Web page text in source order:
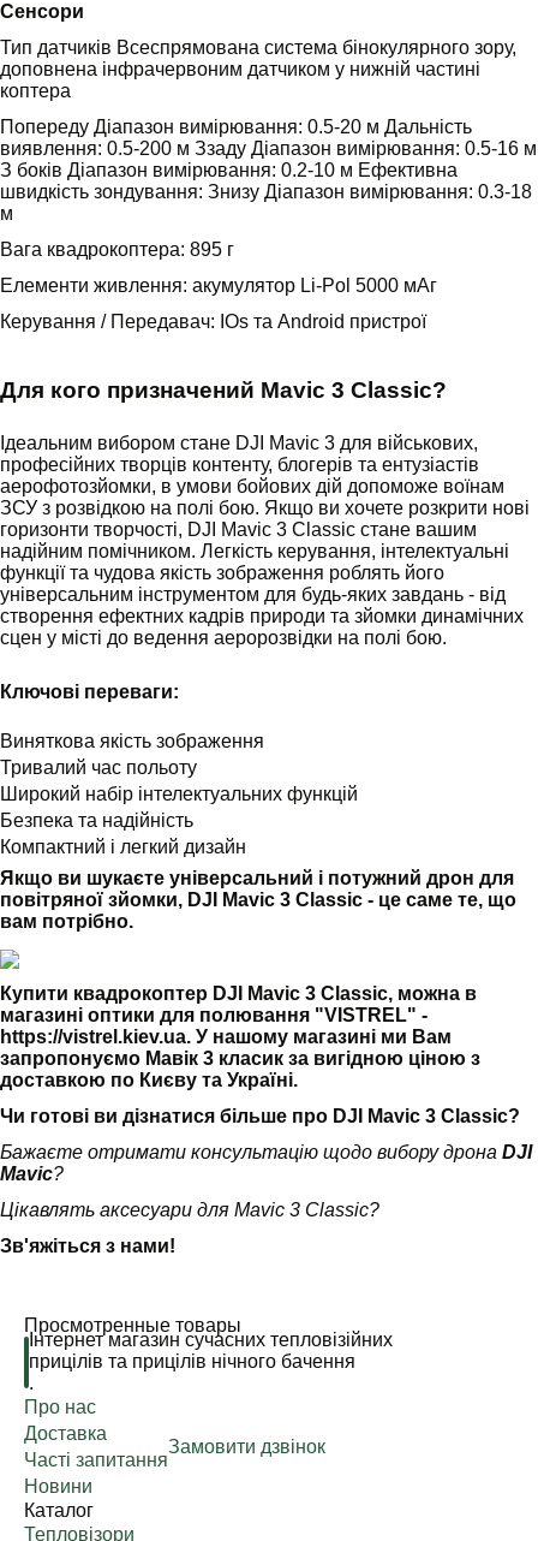
Сенсори
Тип датчиків Всеспрямована система бінокулярного зору,
доповнена інфрачервоним датчиком у нижній частині
коптера
Попереду Діапазон вимірювання: 0.5-20 м Дальність
виявлення: 0.5-200 м Ззаду Діапазон вимірювання: 0.5-16 м
З боків Діапазон вимірювання: 0.2-10 м Ефективна
швидкість зондування: Знизу Діапазон вимірювання: 0.3-18
м
Вага квадрокоптера: 895 г
Елементи живлення: акумулятор Li-Pol 5000 мАг
Керування / Передавач: IOs та Android пристрої
Для кого призначений Mavic 3 Classic?
Ідеальним вибором стане DJI Mavic 3 для військових,
професійних творців контенту, блогерів та ентузіастів
аерофотозйомки, в умови бойових дій допоможе воїнам
ЗСУ з розвідкою на полі бою. Якщо ви хочете розкрити нові
горизонти творчості, DJI Mavic 3 Classic стане вашим
надійним помічником. Легкість керування, інтелектуальні
функції та чудова якість зображення роблять його
універсальним інструментом для будь-яких завдань - від
створення ефектних кадрів природи та зйомки динамічних
сцен у місті до ведення аеророзвідки на полі бою.
Ключові переваги:
Виняткова якість зображення
Тривалий час польоту
Широкий набір інтелектуальних функцій
Безпека та надійність
Компактний і легкий дизайн
Якщо ви шукаєте універсальний і потужний дрон для
повітряної зйомки, DJI Mavic 3 Classic - це саме те, що
вам потрібно.
Купити квадрокоптер DJI Mavic 3 Classic, можна в
магазині оптики для полювання "VISTREL" -
https://vistrel.kiev.ua. У нашому магазині ми Вам
запропонуємо Мавік 3 класик за вигідною ціною з
доставкою по Києву та Україні.
Чи готові ви дізнатися більше про DJI Mavic 3 Classic?
Бажаєте отримати консультацію щодо вибору дронаDJI
Mavic?
Цікавлять аксесуари для Mavic 3 Classic?
Зв'яжіться з нами!
Просмотренные товары
Інтернет магазин сучасних тепловізійних
прицілів та прицілів нічного бачення
.
Про нас
Доставка
Часті запитання
Новини
Замовити дзвінок
Каталог
Тепловізори